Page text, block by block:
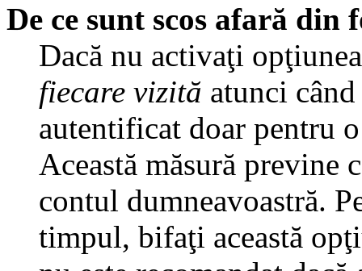
De ce sunt scos afară din
Dacă nu activaţi
fiecare vizită atunci
autentificat doar pentru
Această măsură previne
contul dumneavoastră.
timpul, bifaţi această